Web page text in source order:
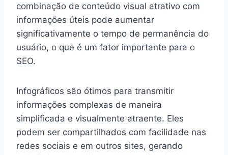
combinação de conteúdo visual atrativo com
informações úteis pode aumentar
significativamente o tempo de permanência do
usuário, o que é um fator importante para o
SEO.
Infográficos são ótimos para transmitir
informações complexas de maneira
simplificada e visualmente atraente. Eles
podem ser compartilhados com facilidade nas
redes sociais e em outros sites, gerando